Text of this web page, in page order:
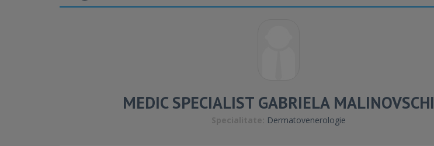
MEDIC SPECIALIST GABRIELA MALINOVSCHI
Dermatovenerologie